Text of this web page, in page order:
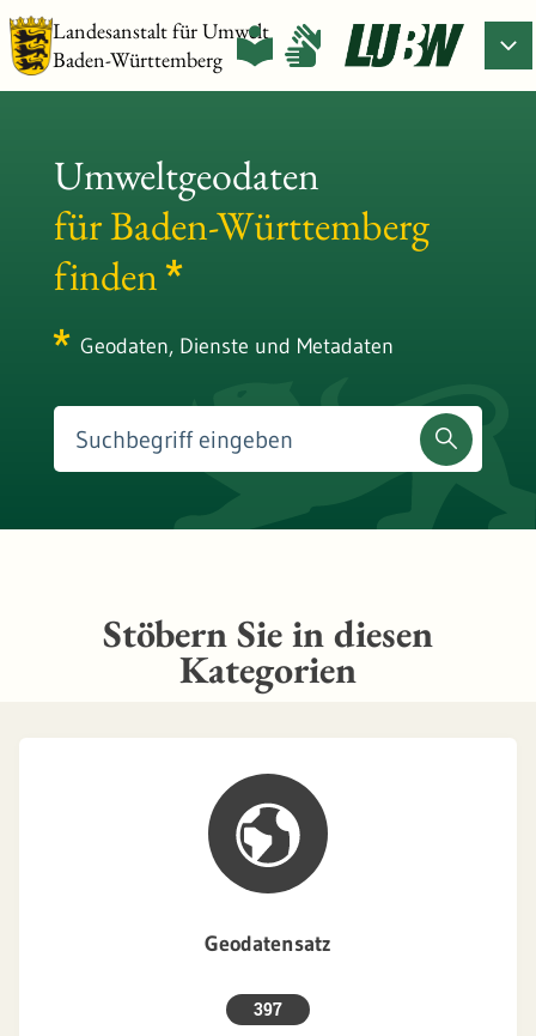
Landesanstalt für Umwelt
Baden-Württemberg
Umweltgeodaten
für Baden-Württemberg
finden
Geodaten, Dienste und Metadaten
Stöbern Sie in diesen
Kategorien
Geodatensatz
397